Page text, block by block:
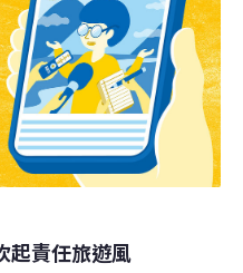
起責任旅遊風